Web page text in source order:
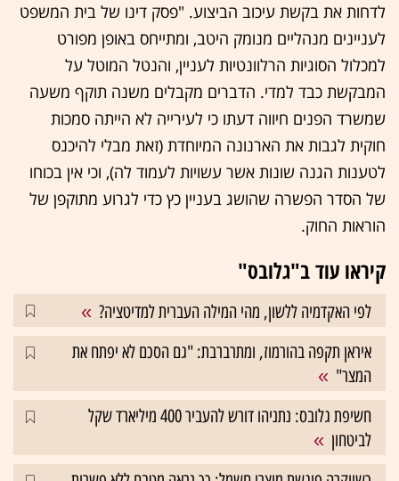
לדחות את בקשת עיכוב הביצוע. "פסק דינו של בית המשפט
לעניינים מנהליים מנומק היטב, ומתייחס באופן מפורט
למכלול הסוגיות הרלוונטיות לעניין, והנטל המוטל על
המבקשת כבד למדי. הדברים מקבלים משנה תוקף משעה
שמשרד הפנים חיווה דעתו כי לעירייה לא הייתה סמכות
חוקית לגבות את הארנונה המיוחדת (זאת מבלי להיכנס
לטענות הגנה שונות אשר עשויות לעמוד לה), וכי אין בכוחו
של הסדר הפשרה שהושג בעניין כץ כדי לגרוע מתוקפן של
הוראות החוק.
קיראו עוד ב"גלובס"
לפי האקדמיה ללשון, מהי המילה העברית למדיטציה?
איראן תקפה בהורמוז, ומתרברבת: "גם הסכם לא יפתח את
המצר"
חשיפת גלובס: נתניהו דורש להעביר 400 מיליארד שקל
לביטחון